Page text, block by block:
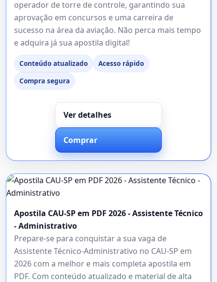
operador de torre de controle, garantindo sua
aprovação em concursos e uma carreira de
sucesso na área da aviação. Não perca mais tempo
e adquira já sua apostila digital!
Conteúdo atualizado
Acesso rápido
Compra segura
Ver detalhes
Comprar
Apostila CAU-SP em PDF 2026 - Assistente Técnico
- Administrativo
Prepare-se para conquistar a sua vaga de
Assistente Técnico-Administrativo no CAU-SP em
2026 com a melhor e mais completa apostila em
PDF. Com conteúdo atualizado e material de alta